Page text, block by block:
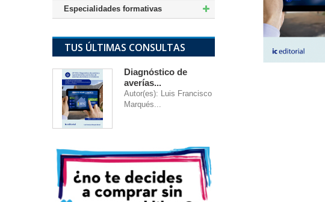
Especialidades formativas
TUS ÚLTIMAS CONSULTAS
Diagnóstico de
averías...
Autor(es): Luis Francisco
Marqués...